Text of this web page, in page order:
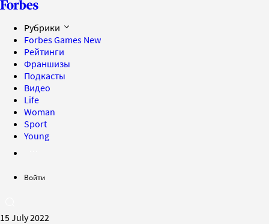
Рубрики
Forbes Games New
Рейтинги
Франшизы
Подкасты
Видео
Life
Woman
Sport
Young
Войти
15 July 2022